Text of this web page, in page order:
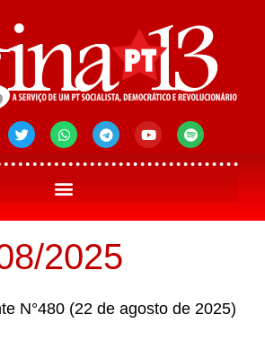
2025
N°480 (22 de agosto de 2025)